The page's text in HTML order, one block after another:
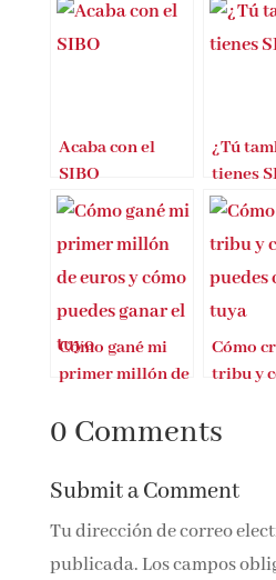
Entradas
Acaba con el
SIBO
¿Tú
tienes
primer millón de
puedes ganar el
tribu y
tuya
0 Comments
Submit a Comment